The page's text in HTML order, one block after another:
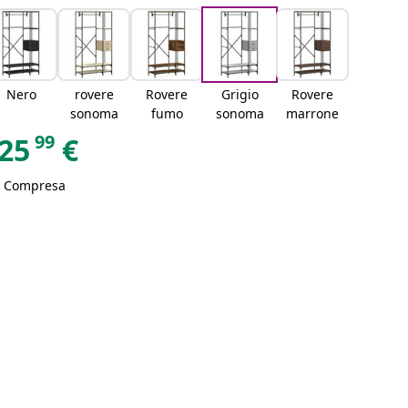
Nero
rovere
sonoma
Rovere
fumo
Grigio
sonoma
Rovere
marrone
99 €
Compresa